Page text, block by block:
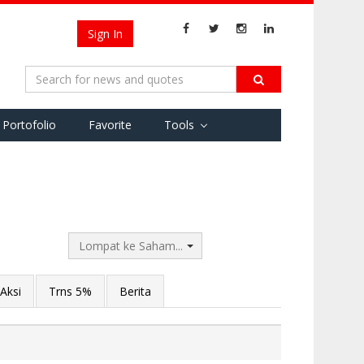
Sign In
Portofolio Favorite Tools
Lompat ke Saham...
Aksi Trns 5% Berita